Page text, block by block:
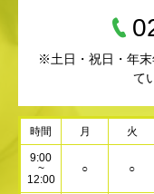
※土日・祝日・年
て
時間 月 火
9:00
~
12:00
○ ○